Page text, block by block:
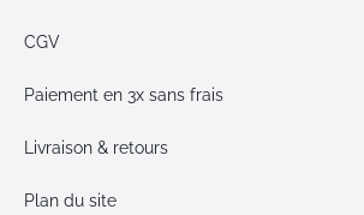
CGV
Paiement en 3x sans frais
Livraison & retours
Plan du site